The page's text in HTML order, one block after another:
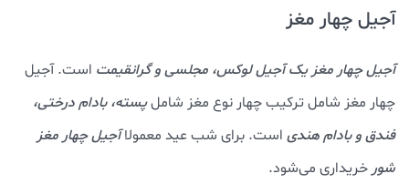
آجیل چهار مغز
آجیل چهار مغز یک آجیل لوکس، مجلسی و گرانقیمت است. آجیل
چهار مغز شامل ترکیب چهار نوع مغز شاملپسته، بادام درختی،
فندق و بادام هندی است. برای شب عید معمولاآجیل چهار مغز
شور خریداری می‌شود.